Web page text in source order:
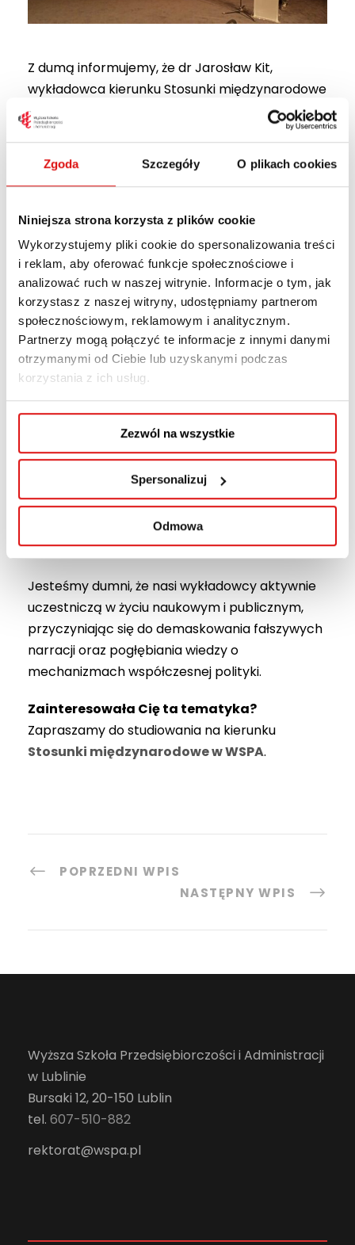
Zgoda Szczegóły O plikach cookies
Niniejsza strona korzysta z plików cookie
Wykorzystujemy pliki cookie do spersonalizowania treści
i reklam, aby oferować funkcje społecznościowe i
analizować ruch w naszej witrynie. Informacje o tym, jak
korzystasz z naszej witryny, udostępniamy partnerom
społecznościowym, reklamowym i analitycznym.
Partnerzy mogą połączyć te informacje z innymi danymi
otrzymanymi od Ciebie lub uzyskanymi podczas
korzystania z ich usług.
Zezwól na wszystkie
Spersonalizuj
Odmowa
Z dumą informujemy, że dr Jarosław Kit,
wykładowca kierunku Stosunki międzynarodowe
w WSPA w Lublinie, wziął udział w prestiżowej
międzynarodowej konferencji
„Fałszerstwa i
Muzeum II Wojny Światowej w Gdańsku.
Podczas wydarzenia dr Kit zaprezentował
referat pt.
„Ukraina – to polski wymysł”. Dekonstrukcja
mitów ideologii rosyjskiego agresora
w którym podjął krytyczną analizę jednej z
kluczowych narracji propagandowych
wykorzystywanych do usprawiedliwiania agresji
na Ukrainę. W oparciu o źródła historyczne oraz
współczesne konteksty polityczne pokazał, jak
mit o „sztuczności” Ukrainy jest wykorzystywany
jako skuteczne narzędzie wojny informacyjnej.
Poruszony temat ma szczególne znaczenie dla
zrozumienia współczesnych wyzwań w
stosunkach międzynarodowych i stanowi ważny
głos w debacie na temat dezinformacji oraz jej
wpływu na politykę globalną.
Jesteśmy dumni, że nasi wykładowcy aktywnie
uczestniczą w życiu naukowym i publicznym,
przyczyniając się do demaskowania fałszywych
narracji oraz pogłębiania wiedzy o
mechanizmach współczesnej polityki.
Zainteresowała Cię ta tematyka?
Zapraszamy do studiowania na kierunku
Stosunki międzynarodowe w WSPA.
POPRZEDNI WPIS
NASTĘPNY WPIS
Wyższa Szkoła Przedsiębiorczości i Administracji
w Lublinie
Bursaki 12, 20-150 Lublin
tel. 607-510-882
rektorat@wspa.pl